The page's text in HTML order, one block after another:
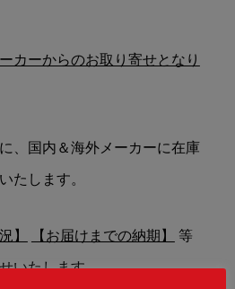
カーからのお取り寄せとなり
、国内＆海外メーカーに在庫
たします。
】 【お届けまでの納期】 等
いたします。